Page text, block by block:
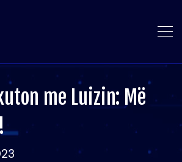
me Luizin: Më